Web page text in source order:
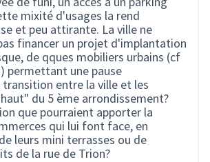
mixité d'usages la rend
et peu attirante. La ville ne
financer un projet d'implantation
de qques mobiliers urbains (cf
permettant une pause
entre la ville et les
du 5 ème arrondissement?
que pourraient apporter la
qui lui font face, en
leurs mini terrasses ou de
de la rue de Trion?